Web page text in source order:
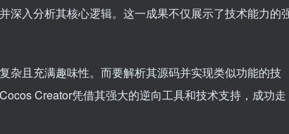
入分析其核心逻辑。这一成果不仅展示了技术能力的
杂且充满趣味性。而要解析其源码并实现类似功能的技
Creator凭借其强大的逆向工具和技术支持，成功走